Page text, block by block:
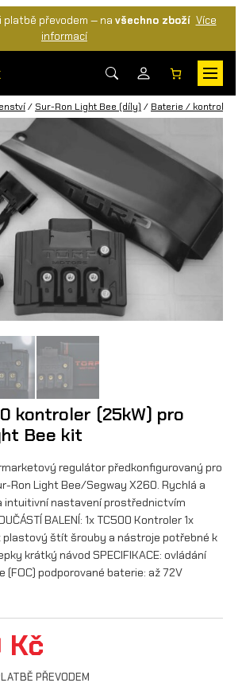
platbě převodem — na všechno zboží Více
informací
/ Sur-Ron Light Bee (díly) / Baterie /
kontroler (25kW) pro
Bee kit
regulátor předkonfigurovaný pro
Ron Light Bee/Segway X260. Rychlá a
intuitivní nastavení prostřednictvím
BALENÍ: 1x TC500 Kontroler 1x
plastový štít šrouby a nástroje potřebné k
krátký návod SPECIFIKACE: ovládání
(FOC) podporované baterie: až 72V
Kč
PŘEVODEM